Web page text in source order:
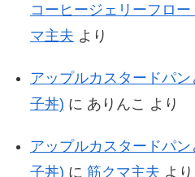
コーヒージェリーフロー
マ主夫 より
アップルカスタードパ
子丼) に ありんこ より
アップルカスタードパ
子丼) に 筋クマ主夫 より